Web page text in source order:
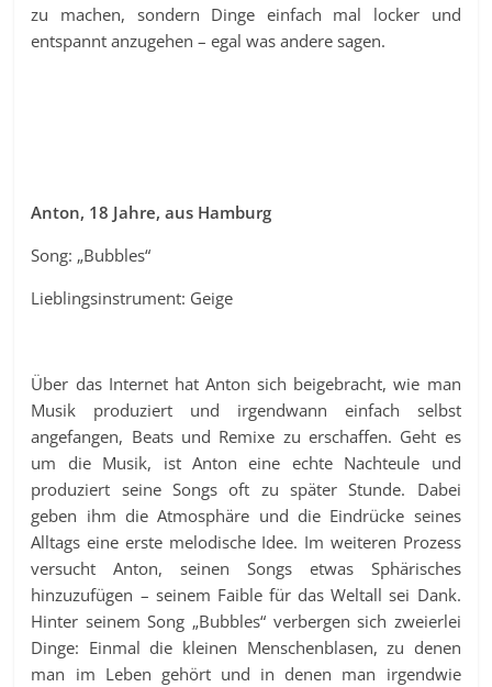
zu machen, sondern Dinge einfach mal locker und
entspannt anzugehen – egal was andere sagen.
Anton, 18 Jahre, aus Hamburg
Song: „Bubbles“
Lieblingsinstrument: Geige
Über das Internet hat Anton sich beigebracht, wie man
Musik produziert und irgendwann einfach selbst
angefangen, Beats und Remixe zu erschaffen. Geht es
um die Musik, ist Anton eine echte Nachteule und
produziert seine Songs oft zu später Stunde. Dabei
geben ihm die Atmosphäre und die Eindrücke seines
Alltags eine erste melodische Idee. Im weiteren Prozess
versucht Anton, seinen Songs etwas Sphärisches
hinzuzufügen – seinem Faible für das Weltall sei Dank.
Hinter seinem Song „Bubbles“ verbergen sich zweierlei
Dinge: Einmal die kleinen Menschenblasen, zu denen
man im Leben gehört und in denen man irgendwie